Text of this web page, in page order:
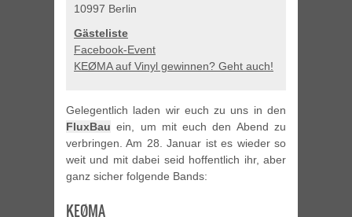
10997 Berlin
Gästeliste
Facebook-Event
KEØMA auf Vinyl gewinnen? Geht auch!
Gelegentlich laden wir euch zu uns in den
FluxBau ein, um mit euch den Abend zu
verbringen. Am 28. Januar ist es wieder so
weit und mit dabei seid hoffentlich ihr, aber
ganz sicher folgende Bands:
KEØMA